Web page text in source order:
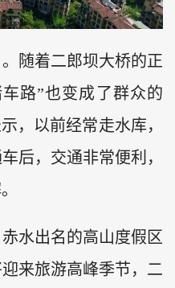
随着二郎坝大桥的正
路”也变成了群众的
，以前经常走水库，
后，交通非常便利，
水出名的高山度假区
来旅游高峰季节，二